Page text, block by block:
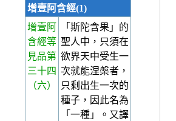
增壹阿含經(1)
增壹阿
含經等
見品第
三十四
（六）
「斯陀含果」的
聖人中，只須在
欲界天中受生一
次就能涅槃者，
只剩出生一次的
種子，因此名為
「一種」。又譯